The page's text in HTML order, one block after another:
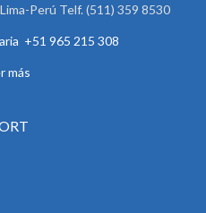
Perú Telf. (511) 359 8530
+51 965 215 308
más